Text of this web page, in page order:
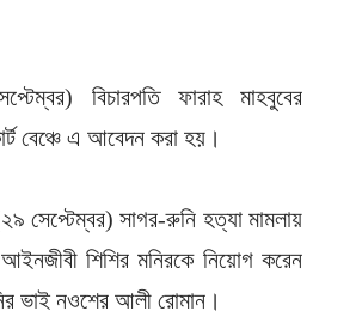
বিচারপতি ফারাহ মাহবুবের
বেঞ্চে এ আবেদন করা হয়।
সেপ্টেম্বর) সাগর-রুনি হত্যা মামলায়
শিশির মনিরকে নিয়োগ করেন
ভাই নওশের আলী রোমান।